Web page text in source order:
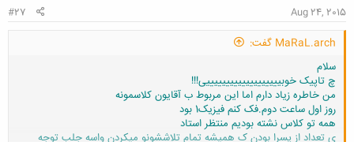
Aug 24, 2015
#27
MaRaL.arch گفت:
سلام
چ تاپیک خوبیییییییییییییییییییی!!!
من خاطره زیاد دارم اما این مربوط ب آقایون کلاسمونه
روز اول ساعت دوم.فک کنم فیزیک1 بود
همه تو کلاس نشته بودیم منتظر استاد
ی تعداد از پسرا بودن ک همیشه تمام تلاششونو میکردن واسه جلب توجه